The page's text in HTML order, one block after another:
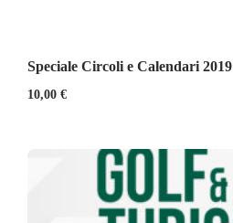
Speciale Circoli e Calendari 2019
10,00 €